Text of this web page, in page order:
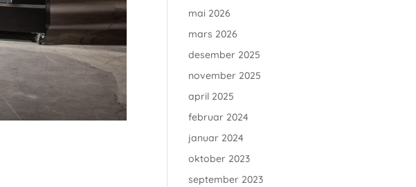
mai 2026
mars 2026
desember 2025
november 2025
april 2025
februar 2024
januar 2024
oktober 2023
september 2023